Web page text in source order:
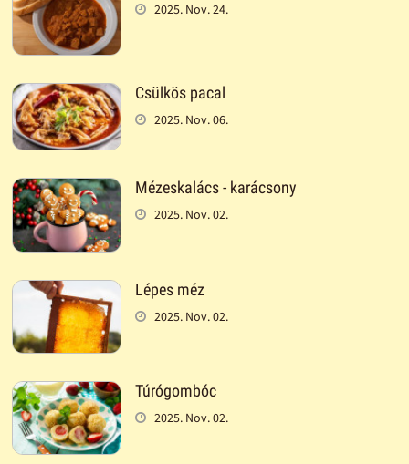
2025. Nov. 24.
Csülkös pacal
2025. Nov. 06.
Mézeskalács - karácsony
2025. Nov. 02.
Lépes méz
2025. Nov. 02.
Túrógombóc
2025. Nov. 02.